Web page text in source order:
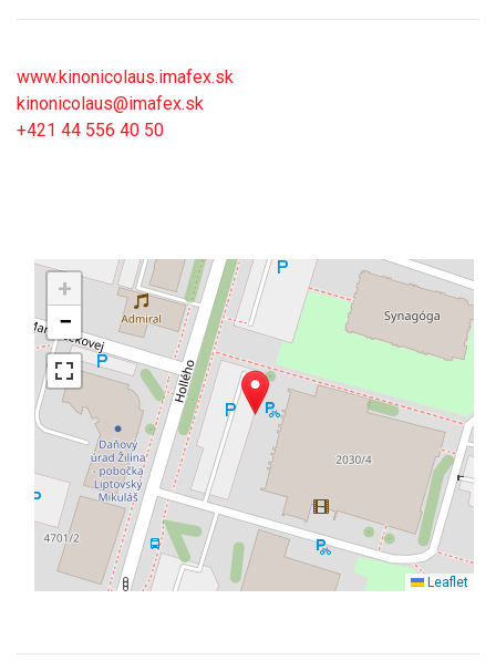
www.kinonicolaus.imafex.sk
kinonicolaus@imafex.sk
+421 44 556 40 50
+
−
Leaflet